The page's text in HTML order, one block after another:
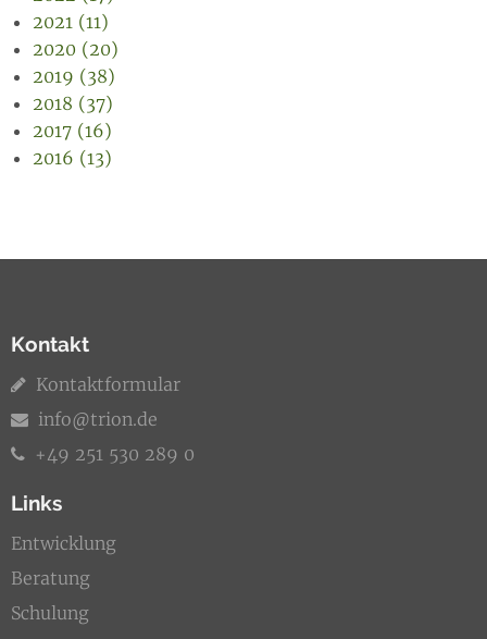
2021 (11)
2020 (20)
2019 (38)
2018 (37)
2017 (16)
2016 (13)
Kontakt
Kontaktformular
info@trion.de
+49 251 530 289 0
Links
Entwicklung
Beratung
Schulung